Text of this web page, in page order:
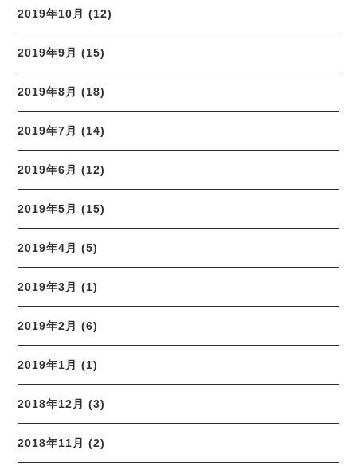
2019年10月 (12)
2019年9月 (15)
2019年8月 (18)
2019年7月 (14)
2019年6月 (12)
2019年5月 (15)
2019年4月 (5)
2019年3月 (1)
2019年2月 (6)
2019年1月 (1)
2018年12月 (3)
2018年11月 (2)